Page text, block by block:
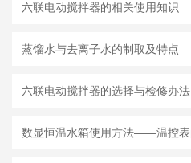
六联电动搅拌器的相关使用知识
蒸馏水与去离子水的制取及特点
六联电动搅拌器的选择与检修办法